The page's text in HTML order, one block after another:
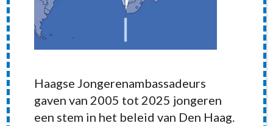
Haagse Jongerenambassadeurs
gaven van 2005 tot 2025 jongeren
een stem in het beleid van Den Haag.